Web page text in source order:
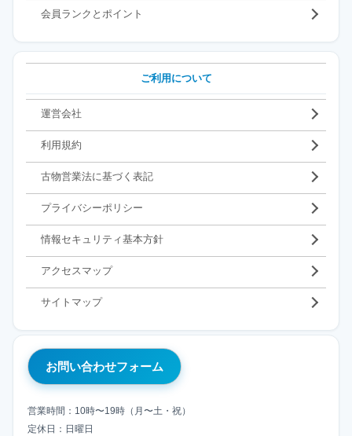
会員ランクとポイント
ご利用について
運営会社
利用規約
古物営業法に基づく表記
プライバシーポリシー
情報セキュリティ基本方針
アクセスマップ
サイトマップ
お問い合わせフォーム
営業時間：10時〜19時（月〜土・祝）
定休日：日曜日